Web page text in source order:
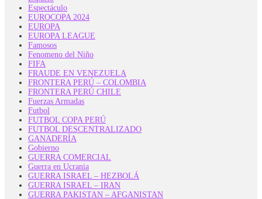
Espectáculo
EUROCOPA 2024
EUROPA
EUROPA LEAGUE
Famosos
Fenomeno del Niño
FIFA
FRAUDE EN VENEZUELA
FRONTERA PERÚ – COLOMBIA
FRONTERA PERÚ CHILE
Fuerzas Armadas
Futbol
FUTBOL COPA PERÚ
FUTBOL DESCENTRALIZADO
GANADERÍA
Gobierno
GUERRA COMERCIAL
Guerra en Ucrania
GUERRA ISRAEL – HEZBOLÁ
GUERRA ISRAEL – IRAN
GUERRA PAKISTAN – AFGANISTAN